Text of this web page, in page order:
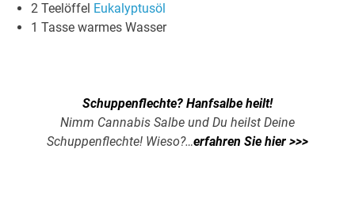
2 Teelöffel Eukalyptusöl
1 Tasse warmes Wasser
Schuppenflechte? Hanfsalbe heilt!
Nimm Cannabis Salbe und Du heilst Deine
Schuppenflechte! Wieso?…erfahren Sie hier >>>